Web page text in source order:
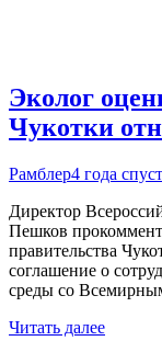
Эколог
Чукотки
Рамблер4 года
Директор
Пешков
правительства
соглашение о
среды со
Читать далее